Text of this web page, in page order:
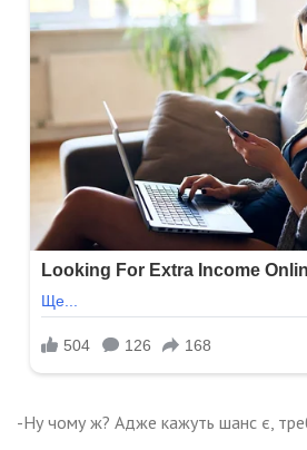
-Ну чому ж? Адже кажуть шанс є,